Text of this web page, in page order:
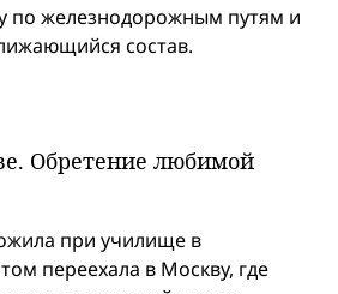
по железнодорожным путям и
состав.
Обретение любимой
при училище в
переехала в Москву, где